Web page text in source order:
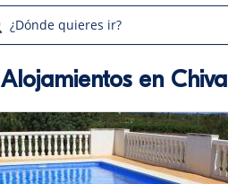
¿Dónde quieres ir?
Alojamientos en Chiva